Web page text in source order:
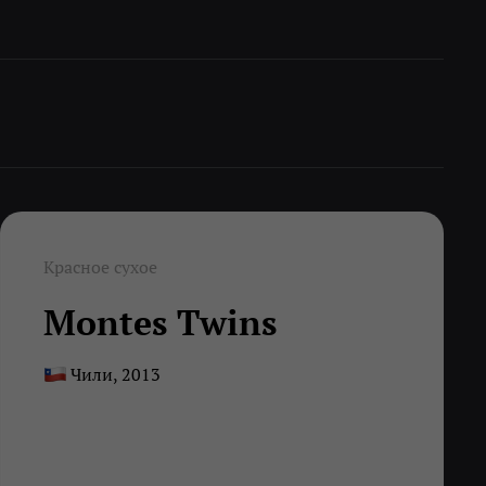
Красное сухое
Montes Twins
Чили, 2013